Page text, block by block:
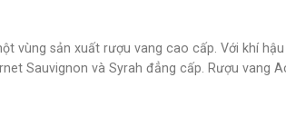
vùng sản xuất rượu vang cao cấp. Với khí
Sauvignon và Syrah đẳng cấp. Rượu vang